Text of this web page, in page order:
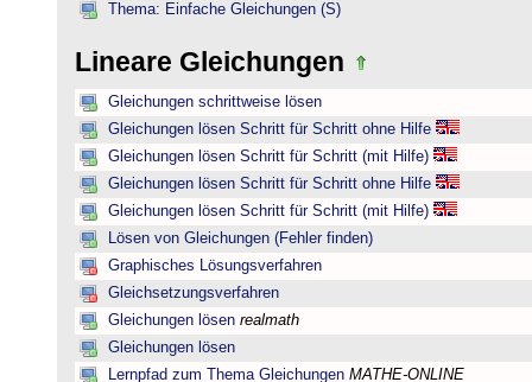
Thema: Einfache Gleichungen (S)
Lineare Gleichungen
Gleichungen schrittweise lösen
Gleichungen lösen Schritt für Schritt ohne Hilfe
Gleichungen lösen Schritt für Schritt (mit Hilfe)
Gleichungen lösen Schritt für Schritt ohne Hilfe
Gleichungen lösen Schritt für Schritt (mit Hilfe)
Lösen von Gleichungen (Fehler finden)
Graphisches Lösungsverfahren
Gleichsetzungsverfahren
Gleichungen lösen realmath
Gleichungen lösen
Lernpfad zum Thema Gleichungen MATHE-ONLINE